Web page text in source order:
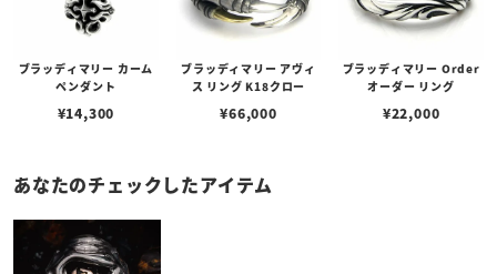
ブラッディマリー カーム
ペンダント
¥14,300
ブラッディマリー アヴィ
ス リング K18クロー
¥66,000
ブラッディマリー Order
オーダー リング
¥22,000
あなたのチェックしたアイテム